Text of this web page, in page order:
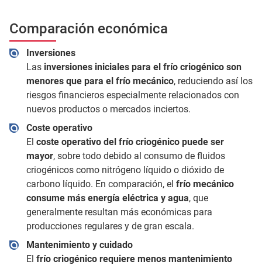
Comparación económica
Inversiones
Las inversiones iniciales para el frío criogénico son
menores que para el frío mecánico, reduciendo así los
riesgos financieros especialmente relacionados con
nuevos productos o mercados inciertos.
Coste operativo
El coste operativo del frío criogénico puede ser
mayor, sobre todo debido al consumo de fluidos
criogénicos como nitrógeno líquido o dióxido de
carbono líquido. En comparación, el frío mecánico
consume más energía eléctrica y agua, que
generalmente resultan más económicas para
producciones regulares y de gran escala.
Mantenimiento y cuidado
El frío criogénico requiere menos mantenimiento